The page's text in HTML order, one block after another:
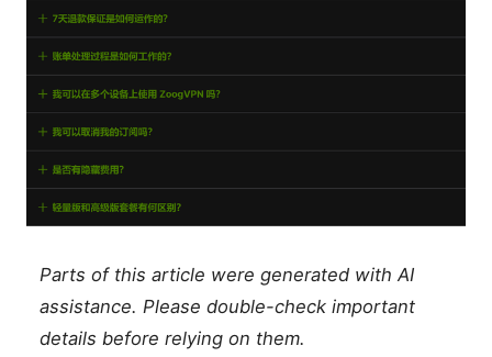
Parts of this article were generated with AI
assistance. Please double-check important
details before relying on them.